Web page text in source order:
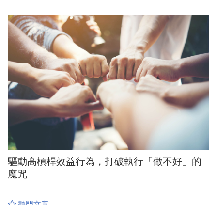
驅動高槓桿效益行為，打破執行「做不好」的
魔咒